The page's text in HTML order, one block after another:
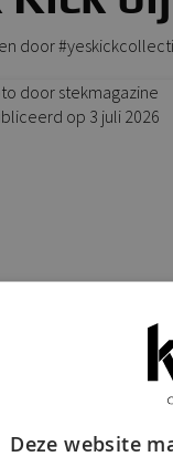
door
Deze website